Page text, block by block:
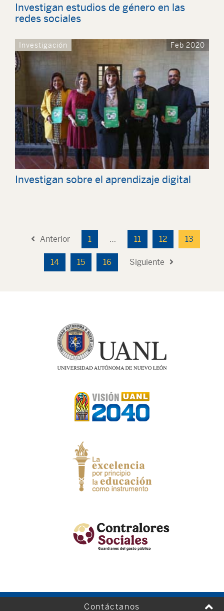
Investigan estudios de género en las
redes sociales
Investigación Feb 2020
Investigan sobre el aprendizaje digital
Anterior 1 … 11 12 13
14 15 16 Siguiente
Contáctanos